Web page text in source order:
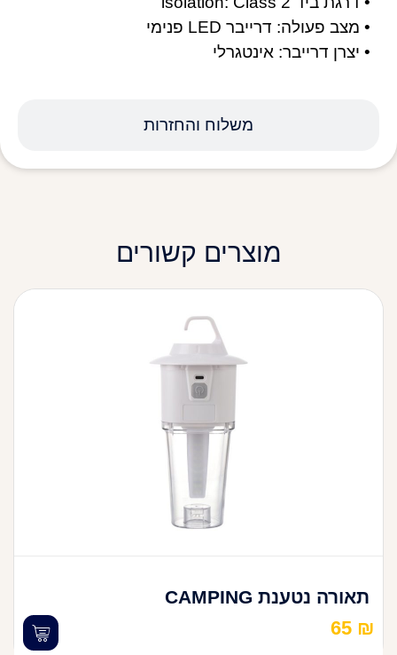
משלוח והחזרות
• מצב פעולה: דרייבר LED פנימי
• יצרן דרייבר: אינטגרלי
מוצרים קשורים
תאורה נטענת CAMPING
65 ₪